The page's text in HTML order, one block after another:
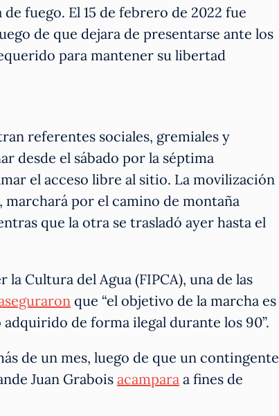
fuego. El 15 de febrero de 2022 fue
de que dejara de presentarse ante los
para mantener su libertad
referentes sociales, gremiales y
desde el sábado por la séptima
el acceso libre al sitio. La movilización
marchará por el camino de montaña
que la otra se trasladó ayer hasta el
Cultura del Agua (FIPCA), una de las
que “el objetivo de la marcha es
de forma ilegal durante los 90”.
de un mes, luego de que un contingente
Juan Grabois acampara a fines de